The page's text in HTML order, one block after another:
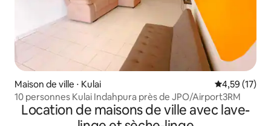
Maison de ville ⋅ Kulai Évaluation
4,59 (17)
10 personnes Kulai Indahpura près de JPO/Airport3RM
Location de maisons de ville avec lave-